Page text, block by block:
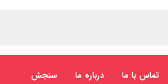
تماس با ما درباره ما سنجش